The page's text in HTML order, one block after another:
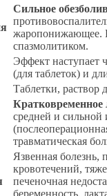
Сильное
жаропонижающее.
спазмолитиком.
Эффект наступает
(для таблеток) и
Таблетки, раствор
Кратковременное
средней и сильной
травматическая
Язвенная
кровотечений,
печеночная
беременность,